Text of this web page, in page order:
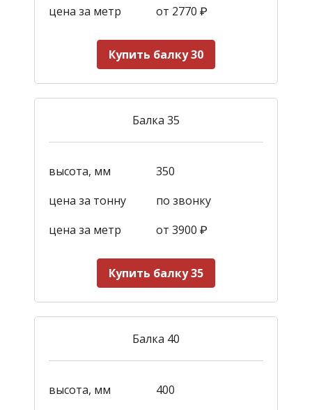
цена за метр
от 2770 ₽
Купить балку 30
Балка 35
высота, мм
350
цена за тонну
по звонку
цена за метр
от 3900 ₽
Купить балку 35
Балка 40
высота, мм 400